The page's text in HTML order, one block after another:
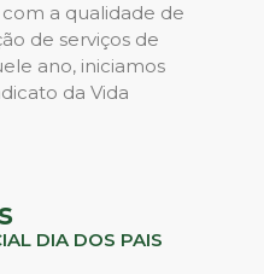
a qualidade de
de serviços de
ano, iniciamos
da Vida
DIA DOS PAIS